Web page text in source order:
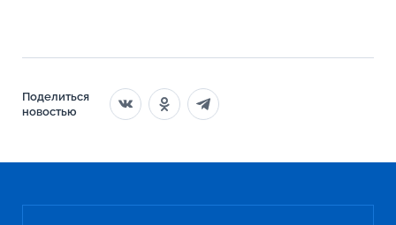
Поделиться
новостью